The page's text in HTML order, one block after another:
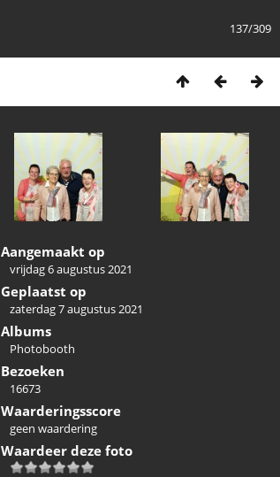
137/309
Aangemaakt op
vrijdag 6 augustus 2021
Geplaatst op
zaterdag 7 augustus 2021
Albums
Photobooth
Bezoeken
16673
Waarderingsscore
geen waardering
Waardeer deze foto